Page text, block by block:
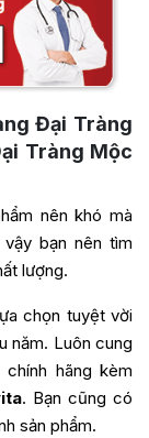
Đại Tràng
Tràng Mộc
nên khó mà
bạn nên tìm
lượng.
chọn tuyệt vời
năm. Luôn cung
chính hãng kèm
. Bạn cũng có
sản phẩm.